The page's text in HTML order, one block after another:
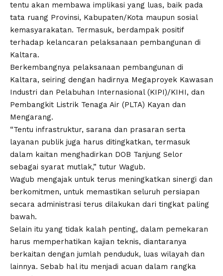
tentu akan membawa implikasi yang luas, baik pada
tata ruang Provinsi, Kabupaten/Kota maupun sosial
kemasyarakatan. Termasuk, berdampak positif
terhadap kelancaran pelaksanaan pembangunan di
Kaltara.
Berkembangnya pelaksanaan pembangunan di
Kaltara, seiring dengan hadirnya Megaproyek Kawasan
Industri dan Pelabuhan Internasional (KIPI)/KIHI, dan
Pembangkit Listrik Tenaga Air (PLTA) Kayan dan
Mengarang.
“Tentu infrastruktur, sarana dan prasaran serta
layanan publik juga harus ditingkatkan, termasuk
dalam kaitan menghadirkan DOB Tanjung Selor
sebagai syarat mutlak,” tutur Wagub.
Wagub mengajak untuk terus meningkatkan sinergi dan
berkomitmen, untuk memastikan seluruh persiapan
secara administrasi terus dilakukan dari tingkat paling
bawah.
Selain itu yang tidak kalah penting, dalam pemekaran
harus memperhatikan kajian teknis, diantaranya
berkaitan dengan jumlah penduduk, luas wilayah dan
lainnya. Sebab hal itu menjadi acuan dalam rangka